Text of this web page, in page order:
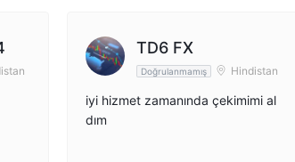
TD6 FX
Doğrulanmamış Hindistan
iyi hizmet zamanında çekimimi al
dım